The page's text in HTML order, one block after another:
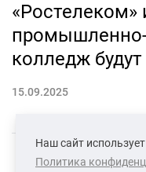
«Ростелеком»
колледж
15.09.2025
СВЯЗАТЬСЯ
Наш сайт
Политика